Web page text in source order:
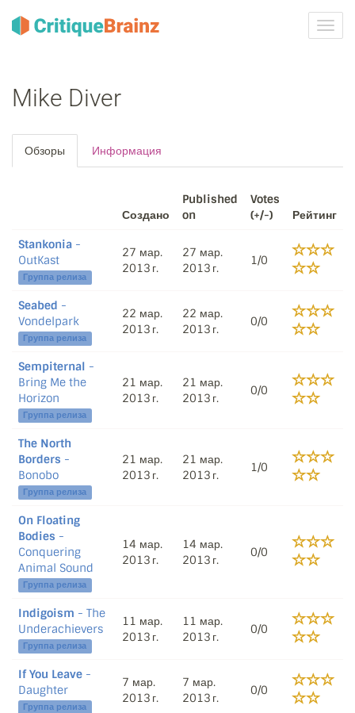
Mike Diver
Обзоры Информация
Создано
Published
on
Votes
(+/-)
Рейтинг
Stankonia -
OutKast
Группа релиза
27 мар.
2013 г.
27 мар.
2013 г.
1/0
Seabed -
Vondelpark
Группа релиза
22 мар.
2013 г.
22 мар.
2013 г.
0/0
Sempiternal -
Bring Me the
Horizon
Группа релиза
21 мар.
2013 г.
21 мар.
2013 г.
0/0
The North
Borders -
Bonobo
Группа релиза
21 мар.
2013 г.
21 мар.
2013 г.
1/0
On Floating
Bodies -
Conquering
Animal Sound
Группа релиза
14 мар.
2013 г.
14 мар.
2013 г.
0/0
Indigoism - The
Underachievers
Группа релиза
11 мар.
2013 г.
11 мар.
2013 г.
0/0
If You Leave -
Daughter
Группа релиза
7 мар.
2013 г.
7 мар.
2013 г.
0/0